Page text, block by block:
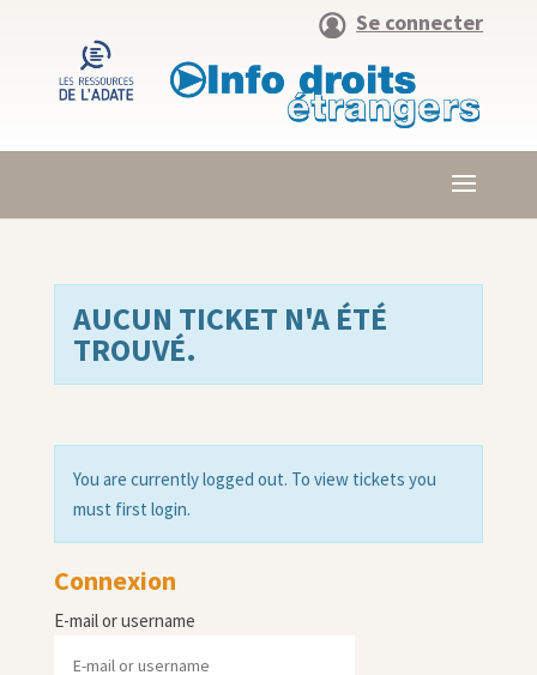
Se connecter
AUCUN TICKET N'A ÉTÉ
TROUVÉ.
You are currently logged out. To view tickets you
must first login.
Connexion
E-mail or username